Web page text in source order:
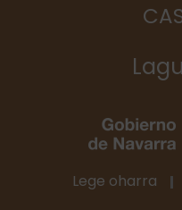
Lege oharra